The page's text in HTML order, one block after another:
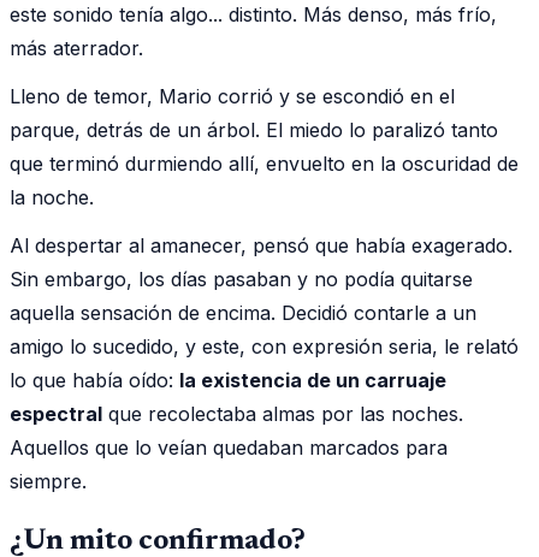
este sonido tenía algo... distinto. Más denso, más frío,
más aterrador.
Lleno de temor, Mario corrió y se escondió en el
parque, detrás de un árbol. El miedo lo paralizó tanto
que terminó durmiendo allí, envuelto en la oscuridad de
la noche.
Al despertar al amanecer, pensó que había exagerado.
Sin embargo, los días pasaban y no podía quitarse
aquella sensación de encima. Decidió contarle a un
amigo lo sucedido, y este, con expresión seria, le relató
lo que había oído: la existencia de un carruaje
espectral que recolectaba almas por las noches.
Aquellos que lo veían quedaban marcados para
siempre.
¿Un mito confirmado?